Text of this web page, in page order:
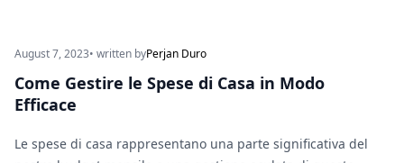
August 7, 2023• written byPerjan Duro
Come Gestire le Spese di Casa in Modo
Efficace
Le spese di casa rappresentano una parte significativa del